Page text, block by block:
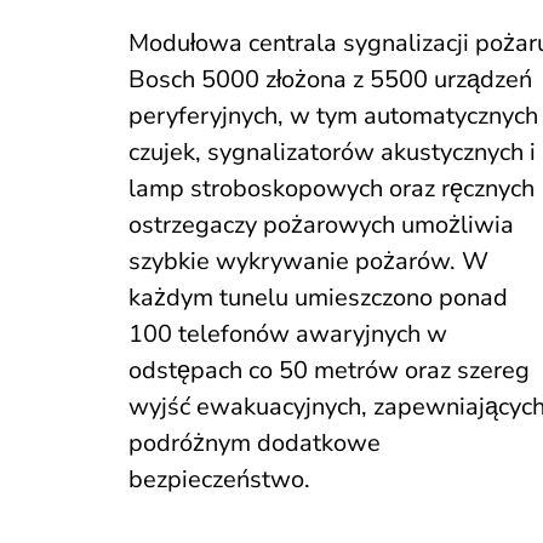
Modułowa centrala sygnalizacji
Bosch 5000 złożona z 5500 urządzeń
peryferyjnych, w tym automatycznych
czujek, sygnalizatorów akustycznych i
lamp stroboskopowych oraz ręcznych
ostrzegaczy pożarowych umożliwia
szybkie wykrywanie pożarów. W
każdym tunelu umieszczono ponad
100 telefonów awaryjnych w
odstępach co 50 metrów oraz szereg
wyjść ewakuacyjnych,
podróżnym dodatkowe
bezpieczeństwo.